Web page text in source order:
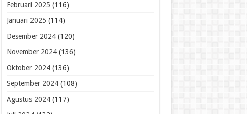
Februari 2025 (116)
Januari 2025 (114)
Desember 2024(120)
November 2024(136)
Oktober 2024(136)
September 2024(108)
Agustus 2024(117)